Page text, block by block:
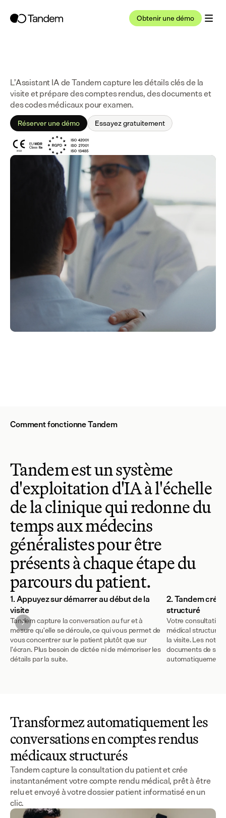
Obtenir une démo
L’Assistant IA de Tandem capture les détails clés de la
visite et prépare des comptes rendus, des documents et
des codes médicaux pour examen.
Réserver une démo Essayez gratuitement
Comment fonctionne Tandem
Tandem est un système
d'exploitation d'IA à l'échelle
de la clinique qui redonne du
temps aux médecins
généralistes pour être
présents à chaque étape du
parcours du patient.
1. Appuyez sur démarrer au début de la
visite
Tandem capture la conversation au fur et à
mesure qu'elle se déroule, ce qui vous permet de
vous concentrer sur le patient plutôt que sur
l'écran. Plus besoin de dictée ni de mémoriser les
détails par la suite.
2. Tandem
structuré
Votre
médical structuré,
la visite. Les
documents de
automatiquement.
Transformez automatiquement les
conversations en comptes rendus
médicaux structurés
Tandem capture la consultation du patient et crée
instantanément votre compte rendu médical, prêt à être
relu et envoyé à votre dossier patient informatisé en un
clic.